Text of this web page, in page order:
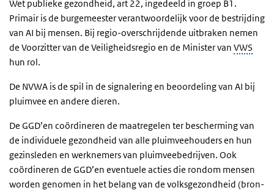
Wet publieke gezondheid, art 22, ingedeeld in groep B1.
Primair is de burgemeester verantwoordelijk voor de bestrijding
van AI bij mensen. Bij regio-overschrijdende uitbraken nemen
de Voorzitter van de Veiligheidsregio en de Minister van VWS
hun rol.
De NVWA is de spil in de signalering en beoordeling van AI bij
pluimvee en andere dieren.
De GGD’en coördineren de maatregelen ter bescherming van
de individuele gezondheid van alle pluimveehouders en hun
gezinsleden en werknemers van pluimveebedrijven. Ook
coördineren de GGD’en eventuele acties die rondom mensen
worden genomen in het belang van de volksgezondheid (bron-